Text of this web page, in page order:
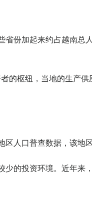
省份加起来约占越南总
的枢纽，当地的生产
人口普查数据，该地
少的投资环境。近年来